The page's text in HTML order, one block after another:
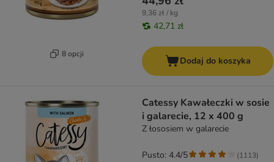
8 opcji
9,36 zł / kg
42,71 zł
Dodaj do koszyka
Catessy Kawałeczki w sosie
i galarecie, 12 x 400 g
Z łososiem w galarecie
Pusto: 4.4/5 (1113)